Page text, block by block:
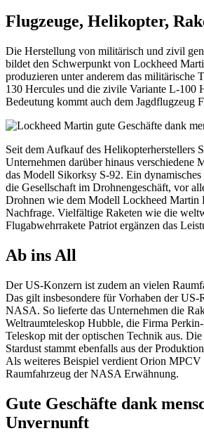
Flugzeuge, Helikopter,
Die Herstellung von militärisch und zivil
bildet den Schwerpunkt von Lockheed
produzieren unter anderem das militärische
130 Hercules und die zivile Variante L-100
Bedeutung kommt auch dem Jagdflugzeug
Seit dem Aufkauf des Helikopterherstellers
Unternehmen darüber hinaus verschiedene
das Modell Sikorksy S-92. Ein dynamisches
die Gesellschaft im Drohnengeschäft, vor
Drohnen wie dem Modell Lockheed Martin
Nachfrage. Vielfältige Raketen wie die
Flugabwehrrakete Patriot ergänzen das
Ab ins All
Der US-Konzern ist zudem an vielen
Das gilt insbesondere für Vorhaben der US-
NASA. So lieferte das Unternehmen die
Weltraumteleskop Hubble, die Firma
Teleskop mit der optischen Technik aus.
Stardust stammt ebenfalls aus der
Als weiteres Beispiel verdient Orion MPCV
Raumfahrzeug der NASA Erwähnung.
Gute Geschäfte dank
Unvernunft